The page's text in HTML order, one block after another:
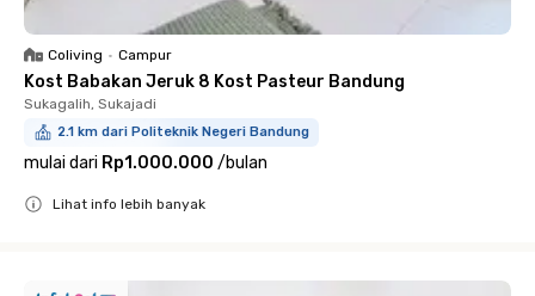
Coliving • Campur
Kost Babakan Jeruk 8 Kost Pasteur Bandung
Sukagalih, Sukajadi
2.1 km dari Politeknik Negeri Bandung
mulai dari Rp1.000.000 /bulan
Lihat info lebih banyak